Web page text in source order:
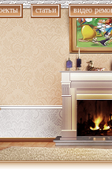
статьи видео